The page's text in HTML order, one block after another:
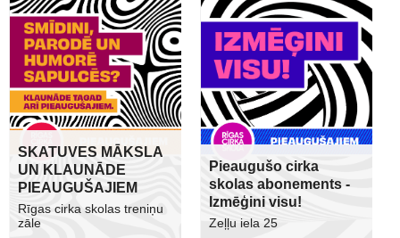
SKATUVES MĀKSLA
UN KLAUNĀDE
PIEAUGUŠAJIEM
Rīgas cirka skolas treniņu
zāle
Pieaugušo cirka
skolas abonements -
Izmēģini visu!
Zeļļu iela 25